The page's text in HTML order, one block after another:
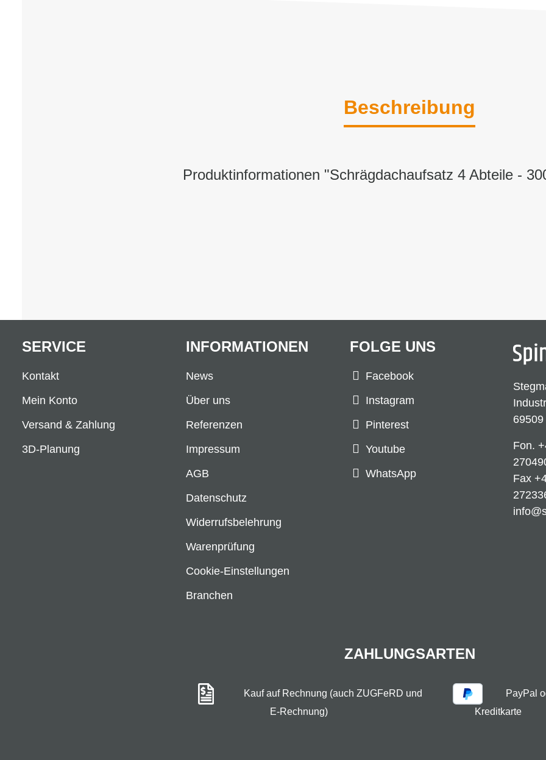
Beschreibung
Produktinformationen "Schrägdachaufsatz 4 Abteile -
Fon.
Fax
FOLGE UNS
Facebook
Instagram
Pinterest
Youtube
WhatsApp
SERVICE
Kontakt
Mein Konto
Versand & Zahlung
3D-Planung
INFORMATIONEN
News
Über uns
Referenzen
Impressum
AGB
Datenschutz
Widerrufsbelehrung
Warenprüfung
Cookie-Einstellungen
Branchen
ZAHLUNGSARTEN
Kauf auf Rechnung (auch ZUGFeRD und
E-Rechnung)
PayPal
Kreditkarte